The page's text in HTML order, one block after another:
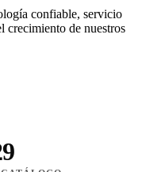
confiable, servicio
crecimiento de nuestros